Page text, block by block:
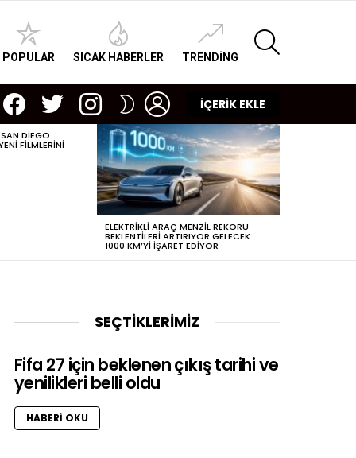
POPULAR SICAK HABERLER TRENDING
facebooktwitter instagram
SWITCH
SKIN
İÇERİK EKLE
DIEGO
FILMLERINI
ELEKTRIKLI ARAÇ MENZIL REKORU
BEKLENTILERI ARTIRIYOR GELECEK
1000 KM’YI IŞARET EDIYOR
SEÇTİKLERİMİZ
Fifa 27 için beklenen çıkış tarihi ve
yenilikleri belli oldu
HABERI OKU